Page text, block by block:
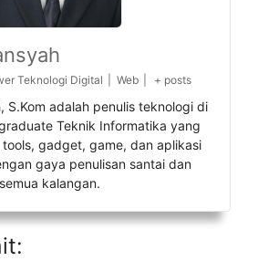
Teknologi Digital Web + posts
S.Kom adalah penulis teknologi di
Teknik Informatika yang
gadget, game, dan aplikasi
gaya penulisan santai dan
kalangan.